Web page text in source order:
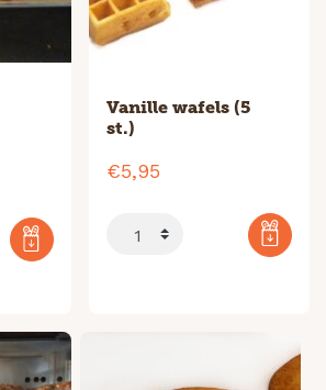
Vanille wafels (5
st.)
€5,95